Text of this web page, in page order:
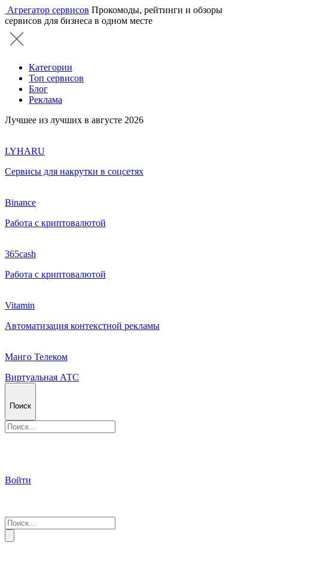
Агрегатор сервисов Прокомоды, рейтинги и обзоры
сервисов для бизнеса в одном месте
Категории
Топ сервисов
Блог
Реклама
Лучшее из лучших в августе 2026
LYHARU
Сервисы для накрутки в соцсетях
Binance
Работа с криптовалютой
365cash
Работа с криптовалютой
Vitamin
Автоматизация контекстной рекламы
Манго Телеком
Виртуальная АТС
Поиск
Войти